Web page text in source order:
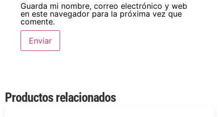
Guarda mi nombre, correo electrónico y web
en este navegador para la próxima vez que
comente.
Productos relacionados